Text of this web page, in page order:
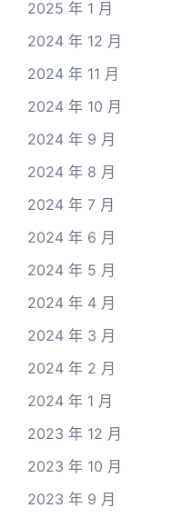
2025 年 1 月
2024 年 12 月
2024 年 11 月
2024 年 10 月
2024 年 9 月
2024 年 8 月
2024 年 7 月
2024 年 6 月
2024 年 5 月
2024 年 4 月
2024 年 3 月
2024 年 2 月
2024 年 1 月
2023 年 12 月
2023 年 10 月
2023 年 9 月